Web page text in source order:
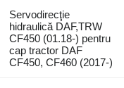
Servodirecţie
hidraulică DAF,TRW
CF450 (01.18-) pentru
cap tractor DAF
CF450, CF460 (2017-)